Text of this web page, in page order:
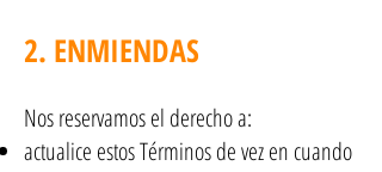
2. ENMIENDAS
Nos reservamos el derecho a:
actualice estos Términos de vez en cuando